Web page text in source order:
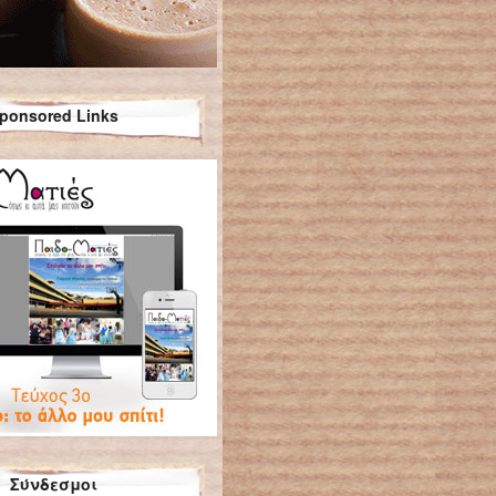
Links
Σύνδεσμοι